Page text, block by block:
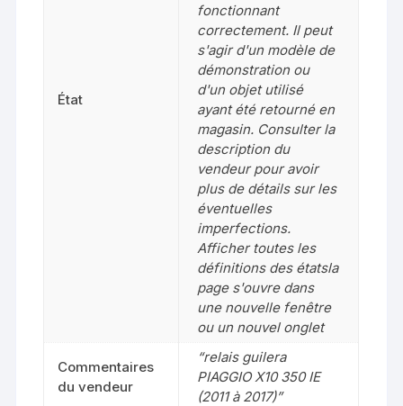
État
fonctionnant
correctement. Il peut
s'agir d'un modèle de
démonstration ou
d'un objet utilisé
ayant été retourné en
magasin. Consulter la
description du
vendeur pour avoir
plus de détails sur les
éventuelles
imperfections.
Afficher toutes les
définitions des étatsla
page s'ouvre dans
une nouvelle fenêtre
ou un nouvel onglet
Commentaires
du vendeur
“relais guilera
PIAGGIO X10 350 IE
(2011 à 2017)”